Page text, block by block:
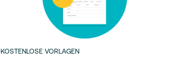
KOSTENLOSE VORLAGEN